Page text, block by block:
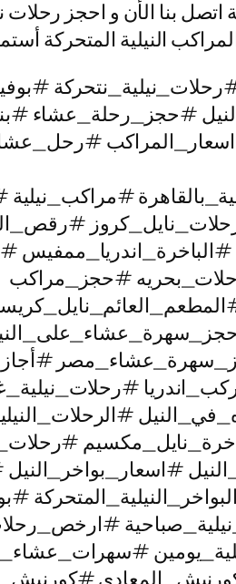
النيلية المتحركة
#حجز_رحلة_عشاء
#رحل_عشاء
#مراكب_نيلية
#حجز_مراكب
#اسعار_بواخر_النيل